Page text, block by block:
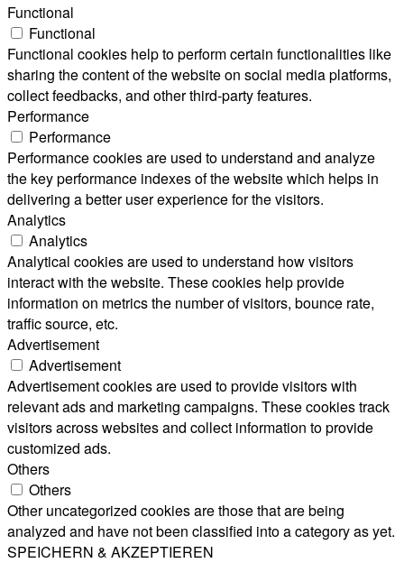
Functional
Functional
Functional cookies help to perform certain functionalities like
sharing the content of the website on social media platforms,
collect feedbacks, and other third-party features.
Performance
Performance
Performance cookies are used to understand and analyze
the key performance indexes of the website which helps in
delivering a better user experience for the visitors.
Analytics
Analytics
Analytical cookies are used to understand how visitors
interact with the website. These cookies help provide
information on metrics the number of visitors, bounce rate,
traffic source, etc.
Advertisement
Advertisement
Advertisement cookies are used to provide visitors with
relevant ads and marketing campaigns. These cookies track
visitors across websites and collect information to provide
customized ads.
Others
Others
Other uncategorized cookies are those that are being
analyzed and have not been classified into a category as yet.
SPEICHERN & AKZEPTIEREN